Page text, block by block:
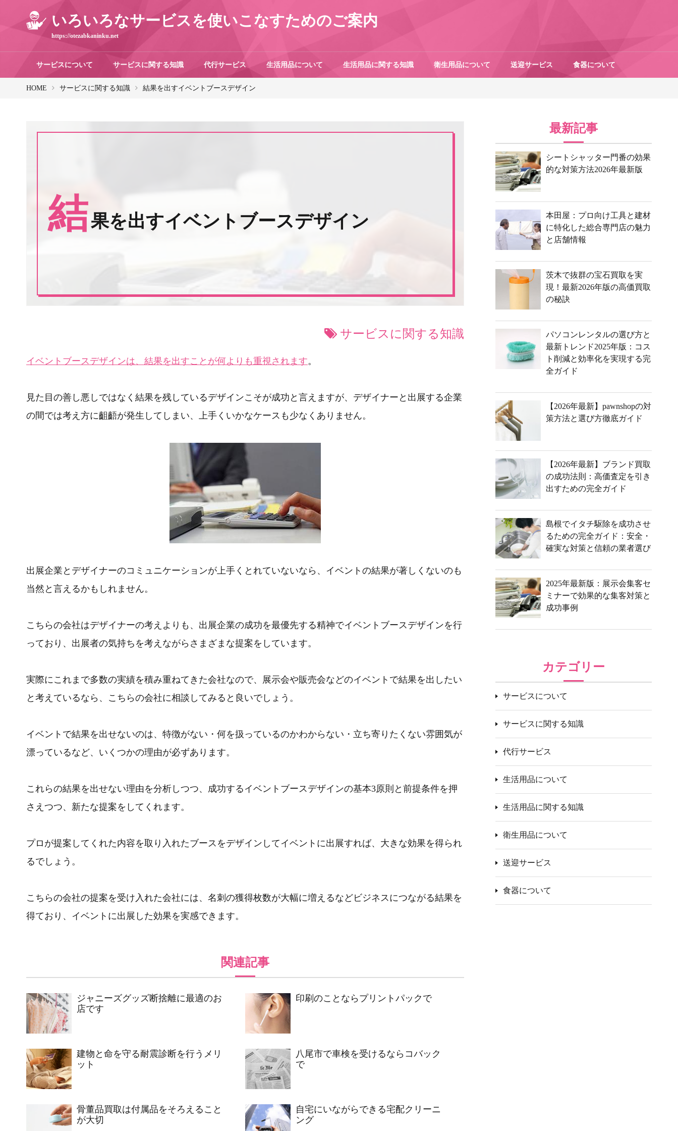
いろいろなサービスを使いこなすためのご案内
https://otezabkaninku.net
サービスについて サービスに関する知識 代行サービス 生活用品について 生活用品に関する知識 衛生用品について 送迎サービス 食器について
HOME サービスに関する知識 結果を出すイベントブースデザイン
結果を出すイベントブースデザイン
サービスに関する知識
イベントブースデザインは、結果を出すことが何よりも重視されます。
見た目の善し悪しではなく結果を残しているデザインこそが成功と言えますが、デザイナーと出展する企業
の間では考え方に齟齬が発生してしまい、上手くいかなケースも少なくありません。
出展企業とデザイナーのコミュニケーションが上手くとれていないなら、イベントの結果が著しくないのも
当然と言えるかもしれません。
こちらの会社はデザイナーの考えよりも、出展企業の成功を最優先する精神でイベントブースデザインを行
っており、出展者の気持ちを考えながらさまざまな提案をしています。
実際にこれまで多数の実績を積み重ねてきた会社なので、展示会や販売会などのイベントで結果を出したい
と考えているなら、こちらの会社に相談してみると良いでしょう。
イベントで結果を出せないのは、特徴がない・何を扱っているのかわからない・立ち寄りたくない雰囲気が
漂っているなど、いくつかの理由が必ずあります。
これらの結果を出せない理由を分析しつつ、成功するイベントブースデザインの基本3原則と前提条件を押
さえつつ、新たな提案をしてくれます。
プロが提案してくれた内容を取り入れたブースをデザインしてイベントに出展すれば、大きな効果を得られ
るでしょう。
こちらの会社の提案を受け入れた会社には、名刺の獲得枚数が大幅に増えるなどビジネスにつながる結果を
得ており、イベントに出展した効果を実感できます。
関連記事
ジャニーズグッズ断捨離に最適のお
店です
印刷のことならプリントパックで
建物と命を守る耐震診断を行うメリ
ット
八尾市で車検を受けるならコバック
で
骨董品買取は付属品をそろえること
が大切
自宅にいながらできる宅配クリーニ
ング
最新記事
シートシャッター門番の効果
的な対策方法2026年最新版
本田屋：プロ向け工具と建材
に特化した総合専門店の魅力
と店舗情報
茨木で抜群の宝石買取を実
現！最新2026年版の高価買取
の秘訣
パソコンレンタルの選び方と
最新トレンド2025年版：コス
ト削減と効率化を実現する完
全ガイド
【2026年最新】pawnshopの対
策方法と選び方徹底ガイド
【2026年最新】ブランド買取
の成功法則：高価査定を引き
出すための完全ガイド
島根でイタチ駆除を成功させ
るための完全ガイド：安全・
確実な対策と信頼の業者選び
2025年最新版：展示会集客セ
ミナーで効果的な集客対策と
成功事例
カテゴリー
サービスについて
サービスに関する知識
代行サービス
生活用品について
生活用品に関する知識
衛生用品について
送迎サービス
食器について